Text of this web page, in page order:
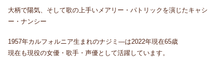
大柄で陽気、そして歌の上手いメアリー・パトリックを演じたキャシ
ー・ナンシー
1957年カルフォルニア生まれのナジミ―は2022年現在65歳
現在も現役の女優・歌手・声優として活躍しています。